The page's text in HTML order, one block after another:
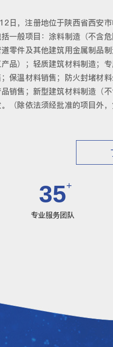
日，注册地位于陕西省西安
一般项目：涂料制造（不含
零件及其他建筑用金属制品
品）；轻质建筑材料制造；
保温材料销售；防火封堵材
销售；新型建筑材料制造（
（除依法须经批准的项目外
35+
专业服务团队